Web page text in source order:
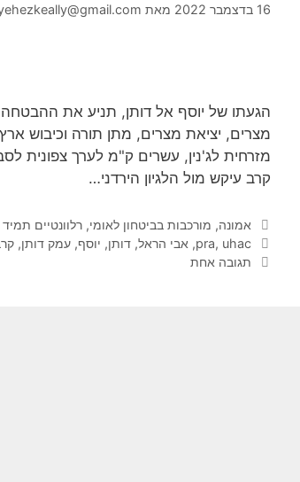
16 בדצמבר 2022 מאת
הגעתו של יוסף אל דותן, תניע את
מצרים, יציאת מצרים, מתן תורה וכיבוש
קרב עיקש מול הלגיון הירדני…
קטגוריות
אמונה, מורכבות בביטחון לאומי, רלוונטיים תמיד
תגיות pra, uhac
, אבי הראל, דותן, יוסף, עמק דותן,
תגובה אחת